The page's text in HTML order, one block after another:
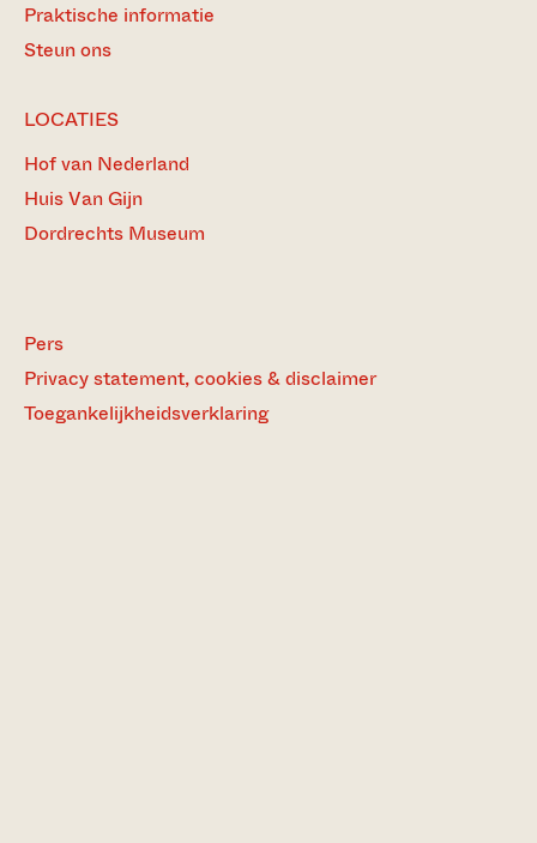
Praktische informatie
Steun ons
LOCATIES
Hof van Nederland
Huis Van Gijn
Dordrechts Museum
Pers
Privacy statement, cookies & disclaimer
Toegankelijkheidsverklaring